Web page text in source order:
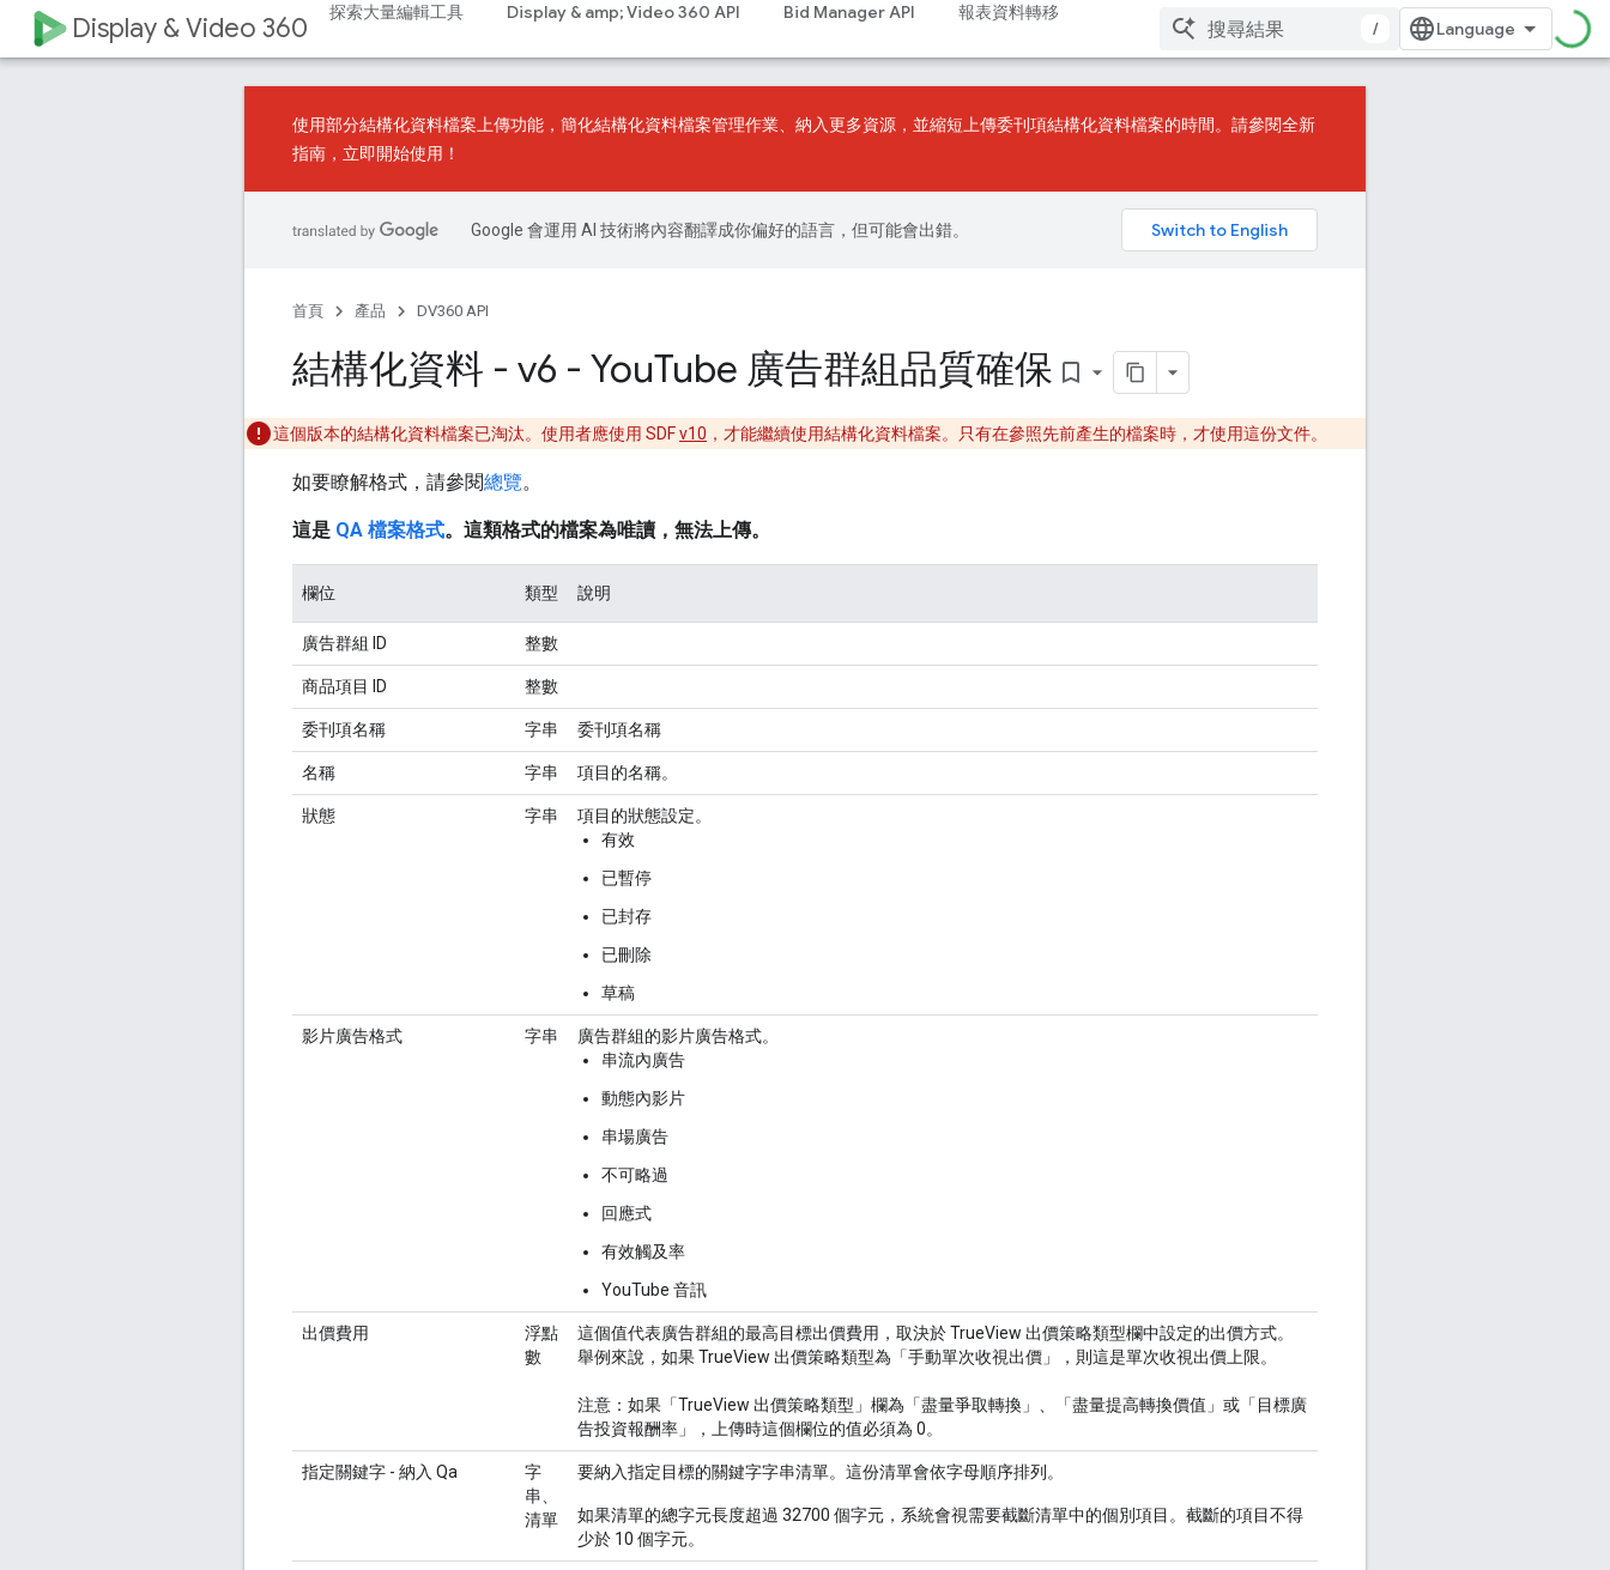
Display & Video 360 探索大量編輯工具 Display & amp; Video 360 API Bid Manager API 報表資料轉移
/
使用部分結構化資料檔案上傳功能，簡化結構化資料檔案管理作業、納入更多資源，並縮短上傳委刊項結構化資料檔案的時間。請參閱全新
指南 ，立即開始使用！
Google 會運用 AI 技術將內容翻譯成你偏好的語言，但可能會出錯。
首頁 產品 DV360 API
結構化資料 - v6 - YouTube 廣告群組品質確保 bookmark_border
這個版本的結構化資料檔案已淘汰。使用者應使用 SDFv10 ，才能繼續使用結構化資料檔案。只有在參照先前產生的檔案時，才使用這份文件。
如要瞭解格式，請參閱總覽。
這是 QA 檔案格式。這類格式的檔案為唯讀，無法上傳。
欄位 類型 說明
廣告群組 ID 整數
商品項目 ID 整數
委刊項名稱 字串 委刊項名稱
名稱 字串 項目的名稱。
狀態 字串
項目的狀態設定。
有效
已暫停
已封存
已刪除
草稿
影片廣告格式 字串
廣告群組的影片廣告格式。
串流內廣告
動態內影片
串場廣告
不可略過
回應式
有效觸及率
YouTube 音訊
出價費用
浮點
數
這個值代表廣告群組的最高目標出價費用，取決於 TrueView 出價策略類型欄中設定的出價方式。
舉例來說，如果 TrueView 出價策略類型為「手動單次收視出價」，則這是單次收視出價上限。
注意：如果「TrueView 出價策略類型」欄為「盡量爭取轉換」、「盡量提高轉換價值」或「目標廣
告投資報酬率」，上傳時這個欄位的值必須為 0。
指定關鍵字 - 納入 Qa
字
串、
清單
要納入指定目標的關鍵字字串清單。這份清單會依字母順序排列。
如果清單的總字元長度超過 32700 個字元，系統會視需要截斷清單中的個別項目。截斷的項目不得
少於 10 個字元。